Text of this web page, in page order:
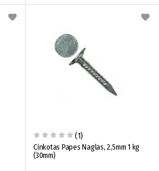
(1)
Cinkotas Papes Naglas, 2,5mm 1 kg
(30mm)